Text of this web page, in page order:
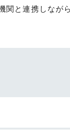
と連携しなが